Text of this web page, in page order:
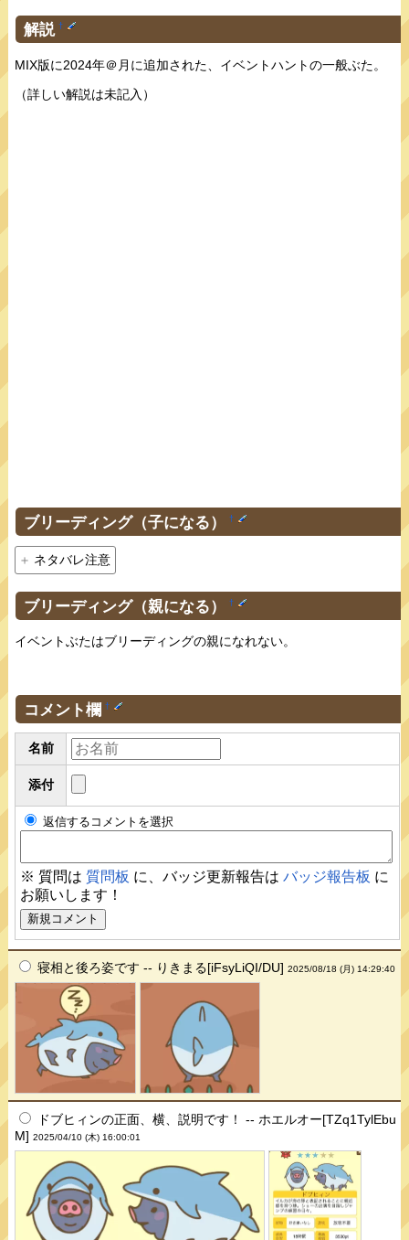
解説 †
MIX版に2024年＠月に追加された、イベントハントの一般ぶた。
（詳しい解説は未記入）
ブリーディング（子になる） †
ネタバレ注意
ブリーディング（親になる） †
イベントぶたはブリーディングの親になれない。
コメント欄 †
名前
添付
返信するコメントを選択
※ 質問は 質問板 に、バッジ更新報告はバッジ報告板 に
お願いします！
寝相と後ろ姿です -- りきまる[iFsyLiQI/DU]2025/08/18 (月) 14:29:40
ドブヒィンの正面、横、説明です！ -- ホエルオー[TZq1TylEbu
M]2025/04/10 (木) 16:00:01